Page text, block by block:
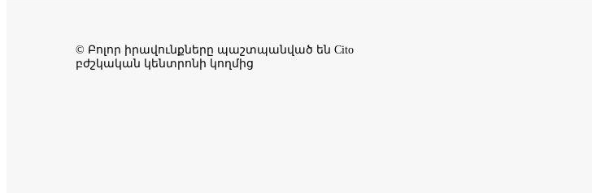
© Բոլոր իրավունքները պաշտպանված են Cito
բժշկական կենտրոնի կողմից